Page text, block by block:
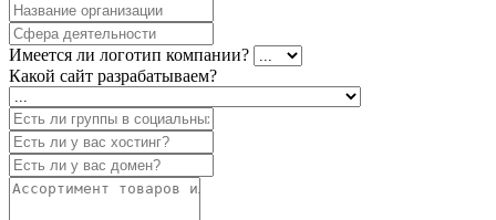
Имеется ли логотип компании?
Какой сайт разрабатываем?